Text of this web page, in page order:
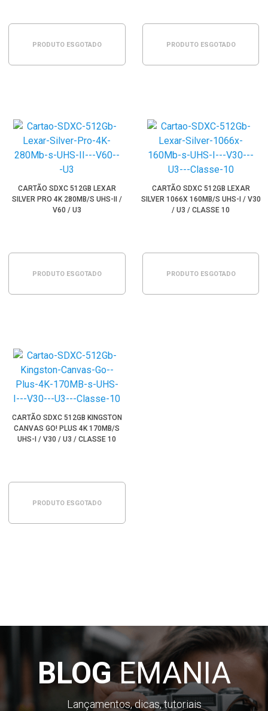
PRODUTO ESGOTADO PRODUTO ESGOTADO
CARTÃO SDXC 512GB LEXAR
SILVER PRO 4K 280MB/S UHS-II /
V60 / U3
PRODUTO ESGOTADO
CARTÃO SDXC 512GB LEXAR
SILVER 1066X 160MB/S UHS-I / V30
/ U3 / CLASSE 10
PRODUTO ESGOTADO
CARTÃO SDXC 512GB KINGSTON
CANVAS GO! PLUS 4K 170MB/S
UHS-I / V30 / U3 / CLASSE 10
PRODUTO ESGOTADO
BLOGEMANIA
Lançamentos, dicas, tutoriais